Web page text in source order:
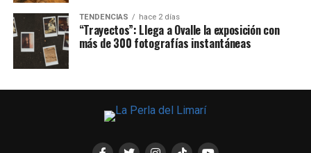
TENDENCIAS hace 2 días
“Trayectos”: Llega a Ovalle la exposición con
más de 300 fotografías instantáneas